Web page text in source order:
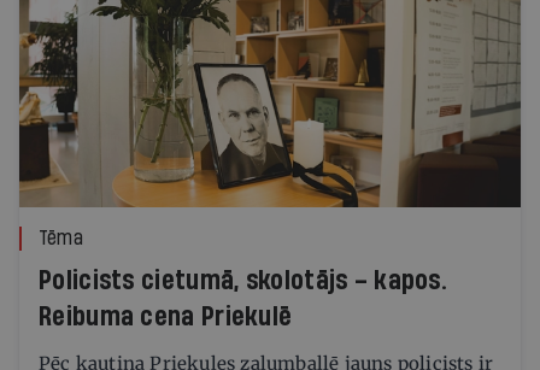
Tēma
Policists cietumā, skolotājs – kapos.
Reibuma cena Priekulē
Pēc kautiņa Priekules zaļumballē jauns policists ir